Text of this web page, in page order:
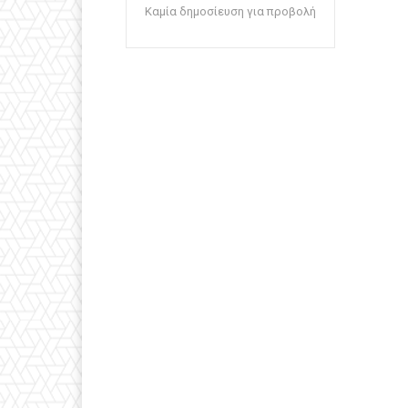
Καμία δημοσίευση για προβολή